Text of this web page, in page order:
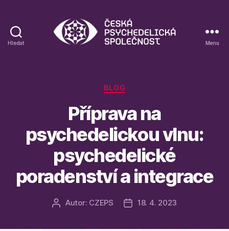
Hledat
společnosti
Menu
Rubriky
BLOG
Příprava na
psychedelickou vlnu:
psychedelické
poradenství a integrace
AutorAutor: CZEPS
Datum
18. 4. 2023